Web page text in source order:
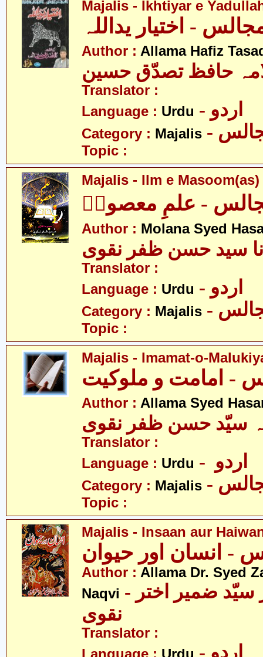
Majalis - Ikhtiyar e
- اختیار یداللہ
Author : Allama Hafiz
حافظ تصدّق حسین
Translator :
Language : Urdu - اردو
Category : Majalis
Topic :
Majalis - Ilm e Masoom(as)
- علمِ معصومؑ
Author : Molana Syed
سید حسن ظفر نقوی
Translator :
Language : Urdu - اردو
Category : Majalis
Topic :
Majalis - Imamat-o-
Author : Allama Syed
سیّد حسن ظفر نقوی
Translator :
Language : Urdu
Category : Majalis
Topic :
Majalis - Insaan aur
- انسان اور حیوان
Author : Allama Dr. Syed
Naqvi - علامہ ڈاکٹر سیّد ضمیر اختر
نقوی
Translator :
- اردو